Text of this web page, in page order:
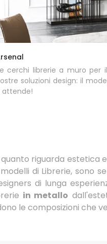
cerchi librerie a muro per
soluzioni design: il
attende!
riguarda estetica
di Librerie, sono
di lunga
in metallo
le composizioni che